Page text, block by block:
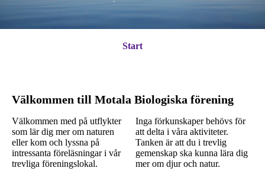
Start
Välkommen till Motala Biologiska förening
Välkommen med på utflykter
som lär dig mer om naturen
eller kom och lyssna på
intressanta föreläsningar i vår
trevliga föreningslokal.
Inga förkunskaper behövs för
att delta i våra aktiviteter.
Tanken är att du i trevlig
gemenskap ska kunna lära dig
mer om djur och natur.